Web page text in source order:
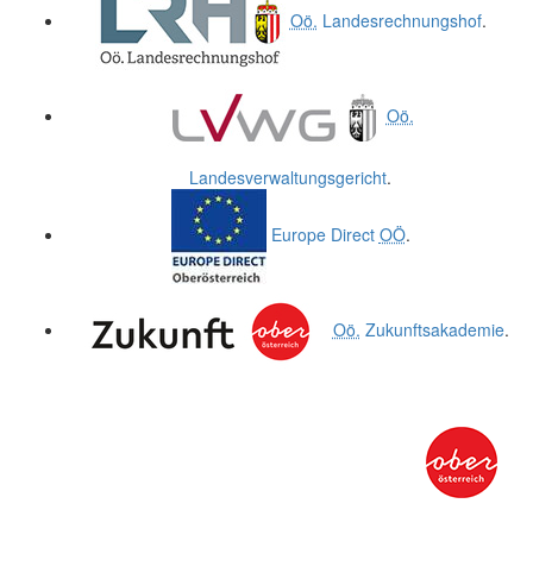
Oö. Landesrechnungshof.
Oö.
Landesverwaltungsgericht.
Europe Direct OÖ.
Oö. Zukunftsakademie.